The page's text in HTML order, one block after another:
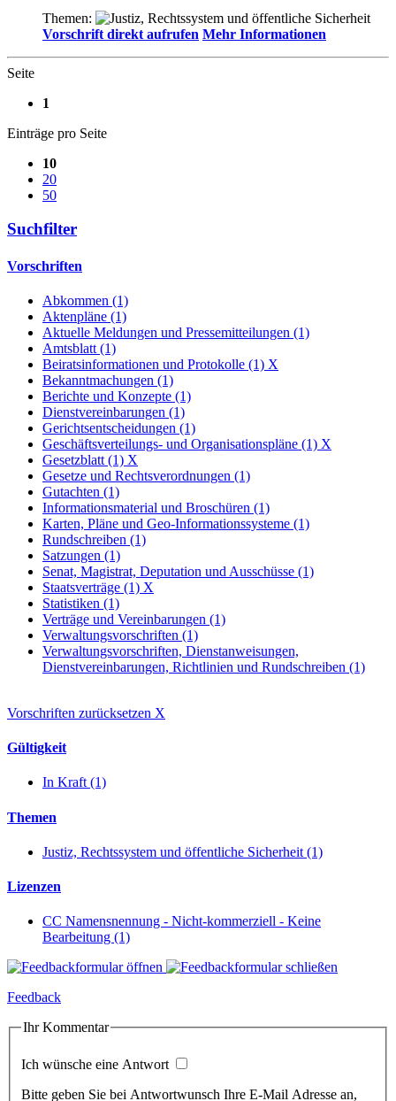
Themen:
Vorschrift direkt aufrufen Mehr Informationen
Seite
1
Einträge pro Seite
10
20
50
Suchfilter
Vorschriften
Abkommen (1)
Aktenpläne (1)
Aktuelle Meldungen und Pressemitteilungen (1)
Amtsblatt (1)
Beiratsinformationen und Protokolle (1) X
Bekanntmachungen (1)
Berichte und Konzepte (1)
Dienstvereinbarungen (1)
Gerichtsentscheidungen (1)
Geschäftsverteilungs- und Organisationspläne (1) X
Gesetzblatt (1) X
Gesetze und Rechtsverordnungen (1)
Gutachten (1)
Informationsmaterial und Broschüren (1)
Karten, Pläne und Geo-Informationssysteme (1)
Rundschreiben (1)
Satzungen (1)
Senat, Magistrat, Deputation und Ausschüsse (1)
Staatsverträge (1) X
Statistiken (1)
Verträge und Vereinbarungen (1)
Verwaltungsvorschriften (1)
Verwaltungsvorschriften, Dienstanweisungen,
Dienstvereinbarungen, Richtlinien und Rundschreiben (1)
Vorschriften zurücksetzen X
Gültigkeit
In Kraft (1)
Themen
Justiz, Rechtssystem und öffentliche Sicherheit (1)
Lizenzen
CC Namensnennung - Nicht-kommerziell - Keine
Bearbeitung (1)
Feedback
Ihr Kommentar
Ich wünsche eine Antwort
Bitte geben Sie bei Antwortwunsch Ihre E-Mail Adresse an,